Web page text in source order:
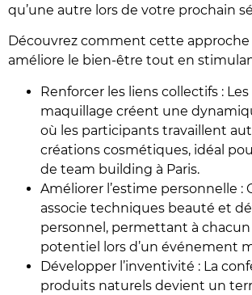
qu’une autre lors de votre prochain
Découvrez comment cette
améliore le bien-être tout en
Renforcer les liens collectifs :
maquillage créent une
où les participants travaillent
créations cosmétiques, idéal
de team building à Paris.
Améliorer l’estime personnelle :
associe techniques beauté et
personnel, permettant à chacun
potentiel lors d’un événement
Développer l’inventivité : La
produits naturels devient un